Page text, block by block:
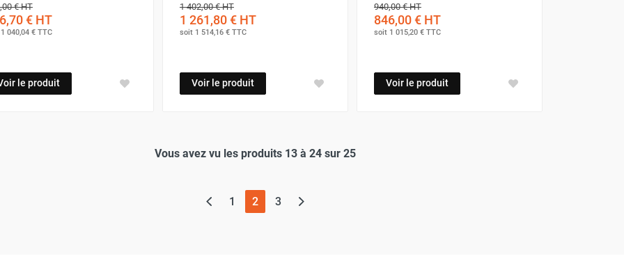
€HT
€ HT
1 040,04 € TTC
le produit
1 402,00 €HT
1 261,80 €HT
soit 1 514,16 €TTC
Voir le produit
940,00 €HT
846,00 €HT
soit 1 015,20 €TTC
Voir le produit
Vous avez vu les produits 13 à 24 sur 25
1 2(page actuelle)
3